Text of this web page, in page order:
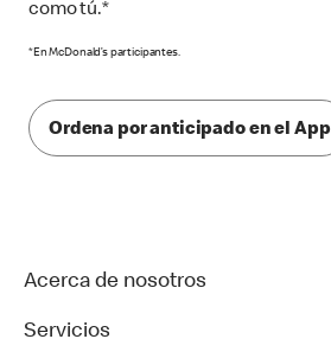
como tú.*
*En McDonald’s participantes.
Ordena por anticipado en el App
Acerca de nosotros
Servicios